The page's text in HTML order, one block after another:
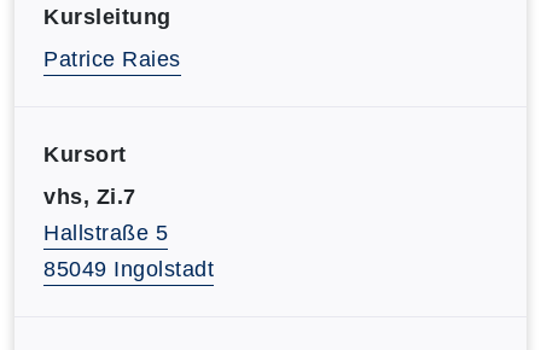
Kursleitung
Patrice Raies
Kursort
vhs, Zi.7
Hallstraße 5
85049 Ingolstadt